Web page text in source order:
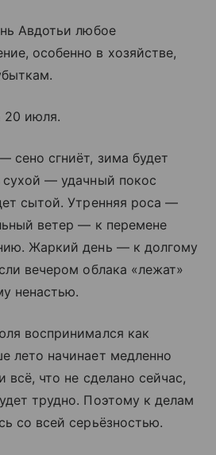
Авдотьи любое
особенно в хозяйстве,
20 июля.
сгниёт, зима будет
— удачный покос
сытой. Утренняя роса —
ветер — к перемене
Жаркий день — к долгому
вечером облака «лежат»
ненастью.
воспринимался как
лето начинает медленно
всё, что не сделано сейчас,
трудно. Поэтому к делам
со всей серьёзностью.